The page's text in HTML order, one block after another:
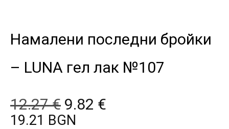
Намалени последни бройки
– LUNA гел лак №107
12.27€ 9.82 €
19.21 BGN